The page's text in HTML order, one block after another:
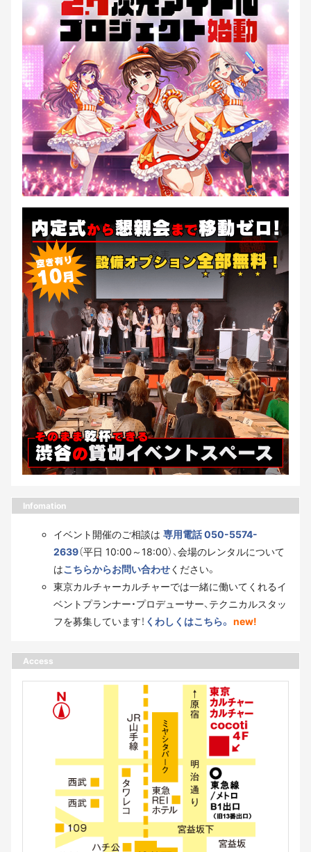
Infomation
イベント開催のご相談は 専用電話 050-5574-
2639（平日 10:00～18:00）、会場のレンタルについて
はこちらからお問い合わせください。
東京カルチャーカルチャーでは一緒に働いてくれるイ
ベントプランナー・プロデューサー、テクニカルスタッ
フを募集しています！ くわしくはこちら。 new!
Access